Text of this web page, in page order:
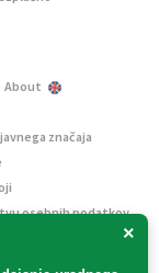
×
About
značaja
osebnih podatkov